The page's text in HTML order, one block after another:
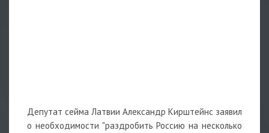
Депутат сейма Латвии Александр Кирштейнс заявил
о необходимости "раздробить Россию на несколько